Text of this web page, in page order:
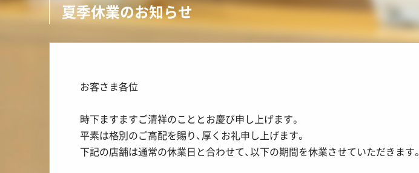
夏季休業のお知らせ
お客さま各位
時下ますますご清祥のこととお慶び申し上げます。
平素は格別のご高配を賜り、厚くお礼申し上げます。
下記の店舗は通常の休業日と合わせて、以下の期間を休業させていただきます。